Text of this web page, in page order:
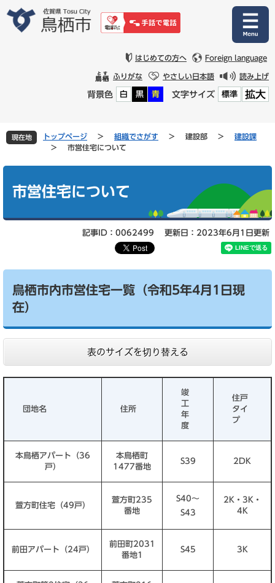
文
はじめての方へ Foreign language
ふりがな やさしい日本語 読み上げ
背景色 白 黒 青 文字サイズ 標準 拡大
現在地 トップページ > 組織でさがす > 建設部 >
建設課
>
市営住宅について
市営住宅について
記事ID：0062499 更新日：2023年6月1日更新
鳥栖市内市営住宅一覧（令和5年4月1日現
在）
表のサイズを切り替える
団地名 住所
竣
工
年
度
住戸
タイ
プ
本鳥栖アパート（36
戸）
本鳥栖町
1477番地
S39 2DK
萱方町住宅（49戸）
萱方町235
番地
S40～
S43
2K・3K・
4K
前田アパート（24戸）
前田町2031
番地1
S45 3K